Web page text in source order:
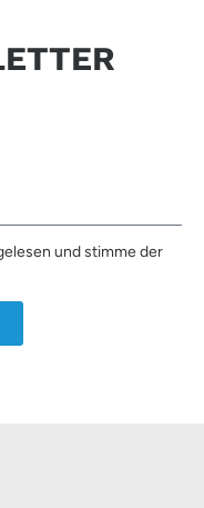
und stimme der